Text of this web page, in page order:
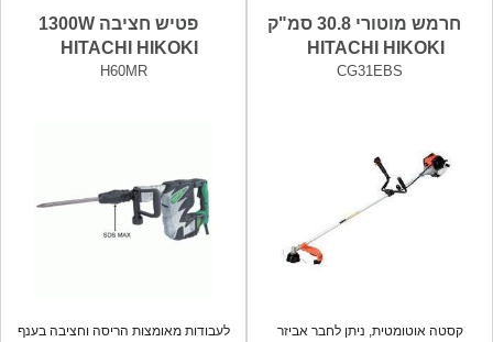
חרמש מוטורי 30.8 סמ"ק
HITACHI HIKOKI
CG31EBS
קסטה אוטומטית, ניתן לחבר אביזר
פטיש חציבה 1300W
HITACHI HIKOKI
H60MR
לעבודות מאומצות הריסה וחציבה בענף